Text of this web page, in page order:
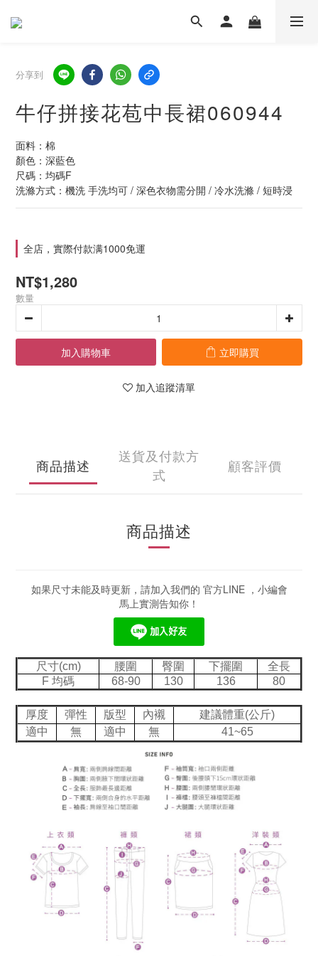
分享到
牛仔拼接花苞中長裙060944
面料：棉
顏色：深藍色
尺碼：均碼F
洗滌方式：機洗 手洗均可 / 深色衣物需分開 / 冷水洗滌 / 短時浸
全店，實際付款满1000免運
NT$1,280
數量
加入購物車 立即購買
加入追蹤清單
商品描述
送貨及付款方
式
顧客評價
商品描述
如果尺寸未能及時更新，請加入我們的 官方LINE ，小編會
馬上實測告知你！
尺寸(cm) 腰圍 臀圍 下擺圍
全長
F 均碼
68-90 130 136 80
厚度 彈性 版型 內襯
建議體重(公斤)
適中
無 適中 無 41~65